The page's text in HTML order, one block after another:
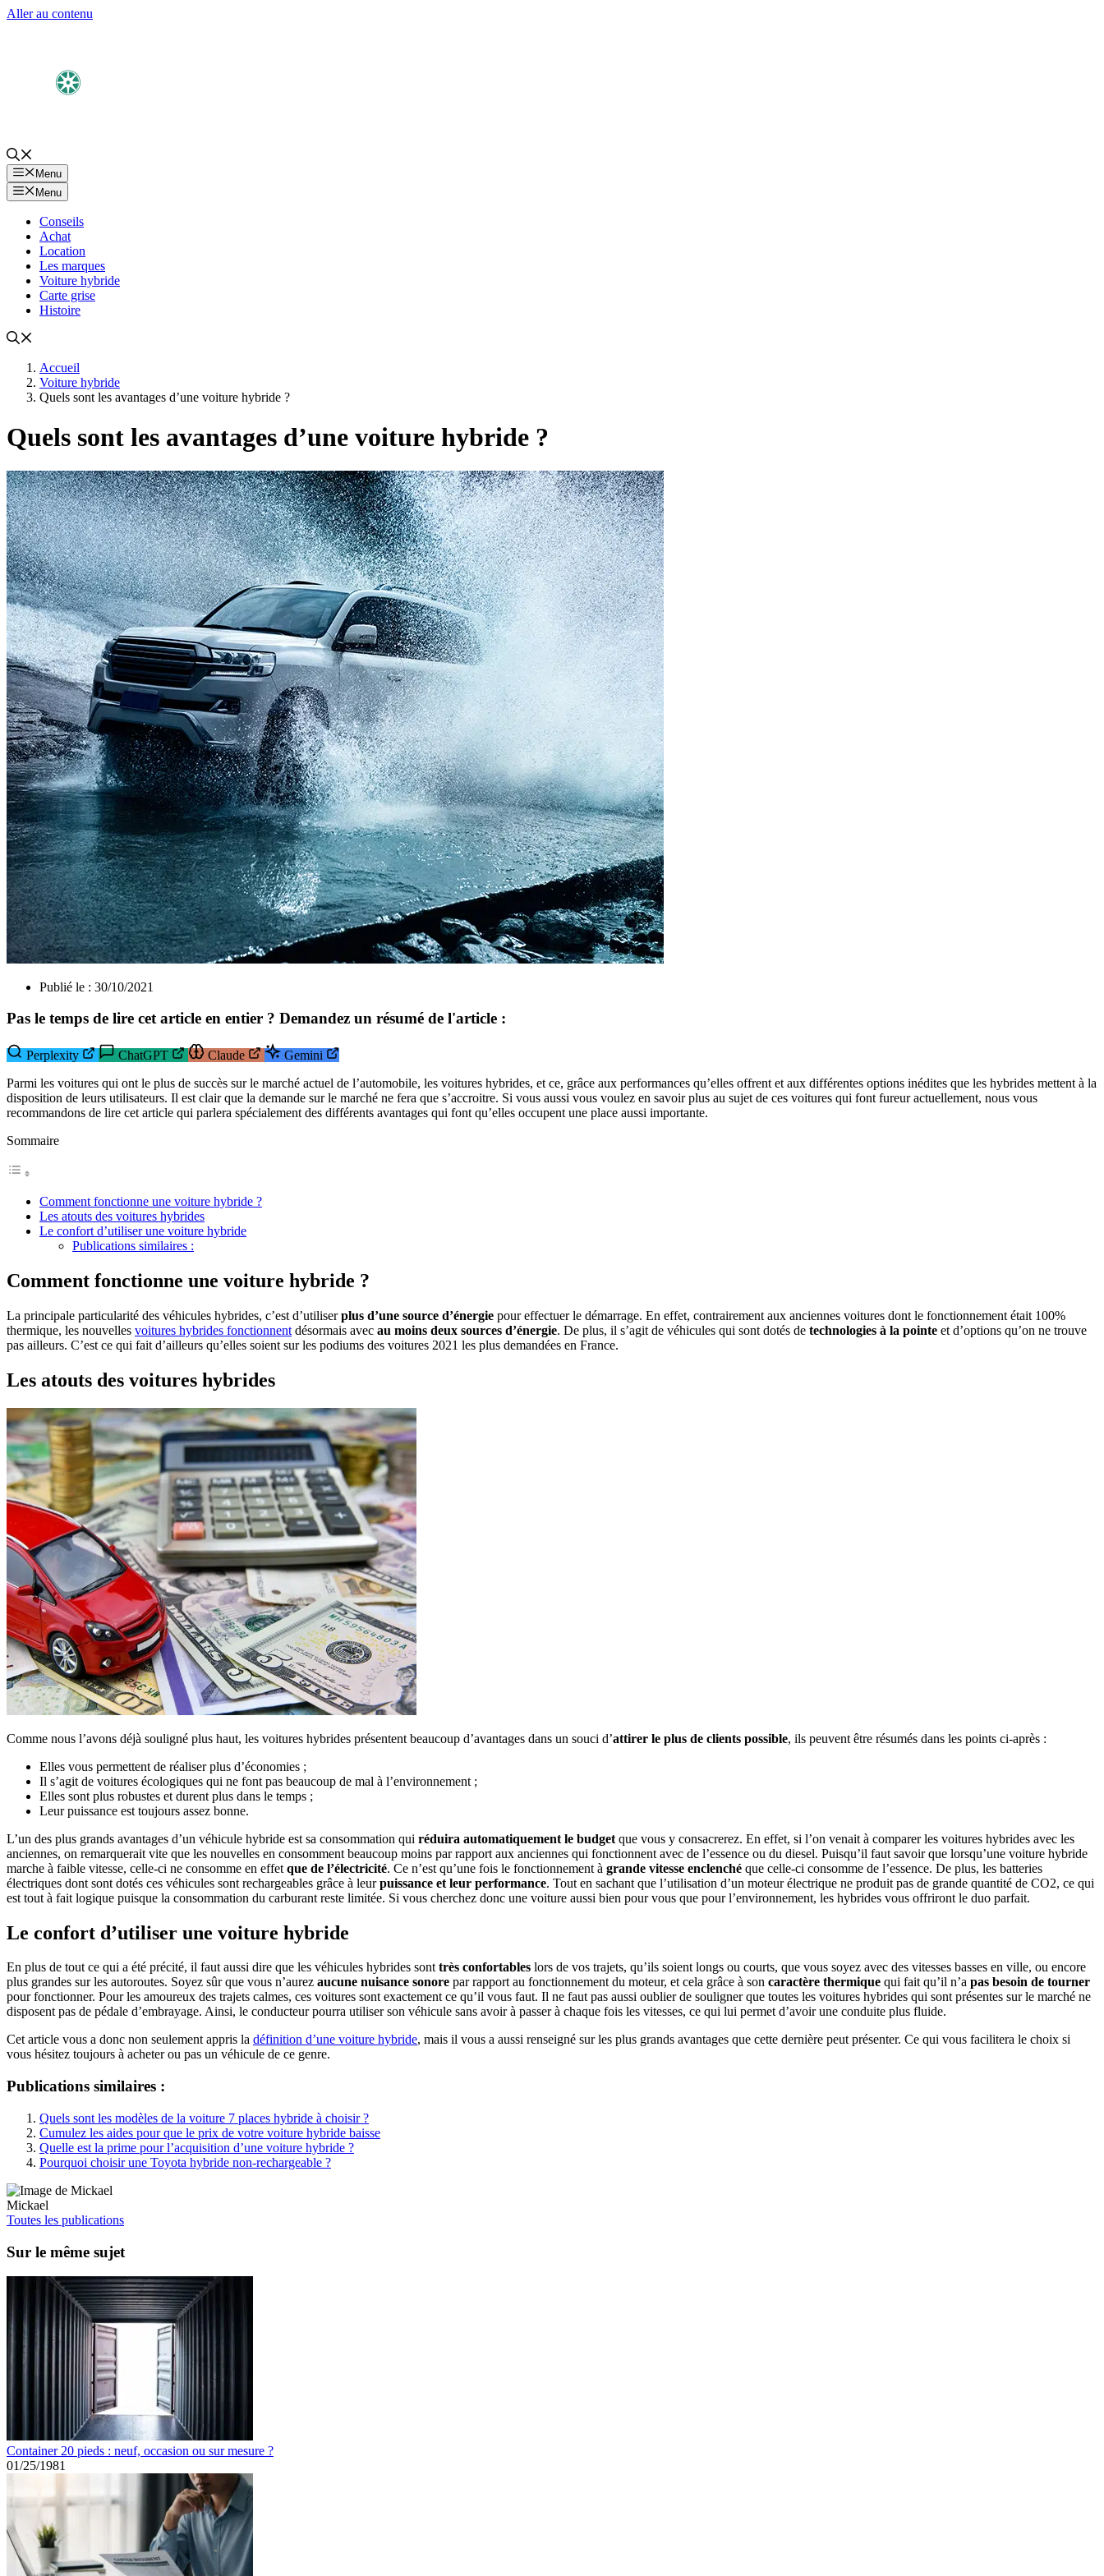
Aller au contenu
Menu
Menu
Conseils
Achat
Location
Les marques
Voiture hybride
Carte grise
Histoire
Accueil
Voiture hybride
Quels sont les avantages d’une voiture hybride ?
Quels sont les avantages d’une voiture hybride ?
Publié le : 30/10/2021
Pas le temps de lire cet article en entier ? Demandez un résumé de l'article :
Perplexity ChatGPT Claude
Gemini
Parmi les voitures qui ont le plus de succès sur le marché actuel de l’automobile, les voitures hybrides, et ce, grâce aux performances qu’elles offrent et aux différentes options inédites que les hybrides mettent à la
disposition de leurs utilisateurs. Il est clair que la demande sur le marché ne fera que s’accroitre. Si vous aussi vous voulez en savoir plus au sujet de ces voitures qui font fureur actuellement, nous vous
recommandons de lire cet article qui parlera spécialement des différents avantages qui font qu’elles occupent une place aussi importante.
Sommaire
Comment fonctionne une voiture hybride ?
Les atouts des voitures hybrides
Le confort d’utiliser une voiture hybride
Publications similaires :
Comment fonctionne une voiture hybride ?
La principale particularité des véhicules hybrides, c’est d’utiliserplus d’une source d’énergie pour effectuer le démarrage. En effet, contrairement aux anciennes voitures dont le fonctionnement était 100%
thermique, les nouvelles voitures hybrides fonctionnent désormais avec au moins deux sources d’énergie. De plus, il s’agit de véhicules qui sont dotés de technologies à la pointe et d’options qu’on ne trouve
pas ailleurs. C’est ce qui fait d’ailleurs qu’elles soient sur les podiums des voitures 2021 les plus demandées en France.
Les atouts des voitures hybrides
Comme nous l’avons déjà souligné plus haut, les voitures hybrides présentent beaucoup d’avantages dans un souci d’attirer le plus de clients possible, ils peuvent être résumés dans les points ci-après :
Elles vous permettent de réaliser plus d’économies ;
Il s’agit de voitures écologiques qui ne font pas beaucoup de mal à l’environnement ;
Elles sont plus robustes et durent plus dans le temps ;
Leur puissance est toujours assez bonne.
L’un des plus grands avantages d’un véhicule hybride est sa consommation qui réduira automatiquement le budget que vous y consacrerez. En effet, si l’on venait à comparer les voitures hybrides avec les
anciennes, on remarquerait vite que les nouvelles en consomment beaucoup moins par rapport aux anciennes qui fonctionnent avec de l’essence ou du diesel. Puisqu’il faut savoir que lorsqu’une voiture hybride
marche à faible vitesse, celle-ci ne consomme en effet que de l’électricité. Ce n’est qu’une fois le fonctionnement à grande vitesse enclenché que celle-ci consomme de l’essence. De plus, les batteries
électriques dont sont dotés ces véhicules sont rechargeables grâce à leurpuissance et leur performance. Tout en sachant que l’utilisation d’un moteur électrique ne produit pas de grande quantité de CO2, ce qui
est tout à fait logique puisque la consommation du carburant reste limitée. Si vous cherchez donc une voiture aussi bien pour vous que pour l’environnement, les hybrides vous offriront le duo parfait.
Le confort d’utiliser une voiture hybride
En plus de tout ce qui a été précité, il faut aussi dire que les véhicules hybrides sonttrès confortables lors de vos trajets, qu’ils soient longs ou courts, que vous soyez avec des vitesses basses en ville, ou encore
plus grandes sur les autoroutes. Soyez sûr que vous n’aurez aucune nuisance sonore par rapport au fonctionnement du moteur, et cela grâce à son caractère thermique qui fait qu’il n’a pas besoin de tourner
pour fonctionner. Pour les amoureux des trajets calmes, ces voitures sont exactement ce qu’il vous faut. Il ne faut pas aussi oublier de souligner que toutes les voitures hybrides qui sont présentes sur le marché ne
disposent pas de pédale d’embrayage. Ainsi, le conducteur pourra utiliser son véhicule sans avoir à passer à chaque fois les vitesses, ce qui lui permet d’avoir une conduite plus fluide.
Cet article vous a donc non seulement appris la définition d’une voiture hybride, mais il vous a aussi renseigné sur les plus grands avantages que cette dernière peut présenter. Ce qui vous facilitera le choix si
vous hésitez toujours à acheter ou pas un véhicule de ce genre.
Publications similaires :
Quels sont les modèles de la voiture 7 places hybride à choisir ?
Cumulez les aides pour que le prix de votre voiture hybride baisse
Quelle est la prime pour l’acquisition d’une voiture hybride ?
Pourquoi choisir une Toyota hybride non-rechargeable ?
Mickael
Toutes les publications
Sur le même sujet
Container 20 pieds : neuf, occasion ou sur mesure ?
01/25/1981